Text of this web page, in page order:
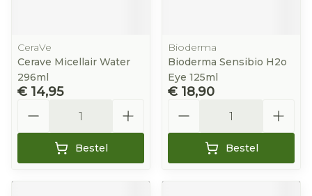
CeraVe
Cerave Micellair Water
296ml
€ 14,95
Bestel
Bioderma
Bioderma Sensibio H2o
Eye 125ml
€ 18,90
Bestel